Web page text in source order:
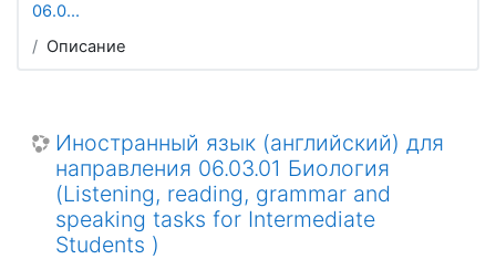
06.0...
Описание
Иностранный язык (английский) для
направления 06.03.01 Биология
(Listening, reading, grammar and
speaking tasks for Intermediate
Students )